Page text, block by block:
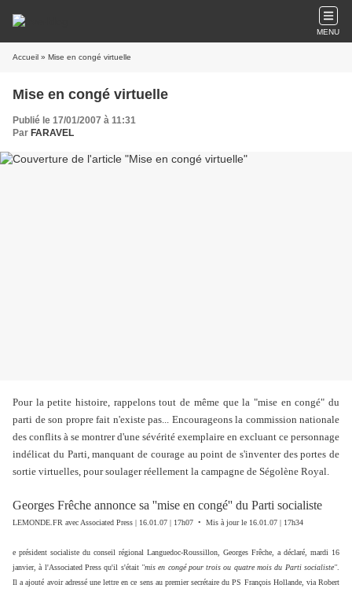
MENU
Accueil » Mise en congé virtuelle
Mise en congé virtuelle
Publié le 17/01/2007 à 11:31
Par FARAVEL
Pour la petite histoire, rappelons tout de même que la "mise en congé" du
parti de son propre fait n'existe pas... Encourageons la commission nationale
des conflits à se montrer d'une sévérité exemplaire en excluant ce personnage
indélicat du Parti, manquant de courage au point de s'inventer des portes de
sortie virtuelles, pour soulager réellement la campagne de Ségolène Royal.
Georges Frêche annonce sa ''mise en congé'' du Parti socialiste
LEMONDE.FR avec Associated Press | 16.01.07 | 17h07 • Mis à jour le 16.01.07 | 17h34
e président socialiste du conseil régional Languedoc-Roussillon, Georges Frêche, a déclaré, mardi 16
janvier, à l'Associated Press qu'il s'était ''mis en congé pour trois ou quatre mois du Parti socialiste''
Il a ajouté avoir adressé une lettre en ce sens au premier secrétaire du PS François Hollande, via Robert